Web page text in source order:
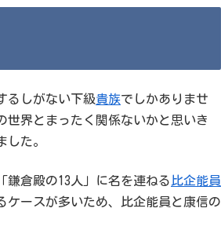
るしがない下級貴族でしかありませ
世界とまったく関係ないかと思いき
た。
鎌倉殿の13人」に名を連ねる 比企能員
ケースが多いため、比企能員と康信の